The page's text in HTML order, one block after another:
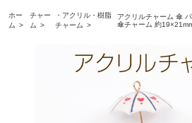
ホー
ム
チャー
ム
・アクリル・樹脂
チャーム
アクリルチャーム 傘
傘チャーム 約